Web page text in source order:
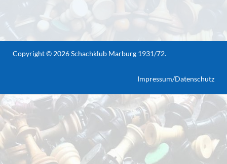
Copyright © 2026Schachklub Marburg 1931/72.
Impressum/Datenschutz